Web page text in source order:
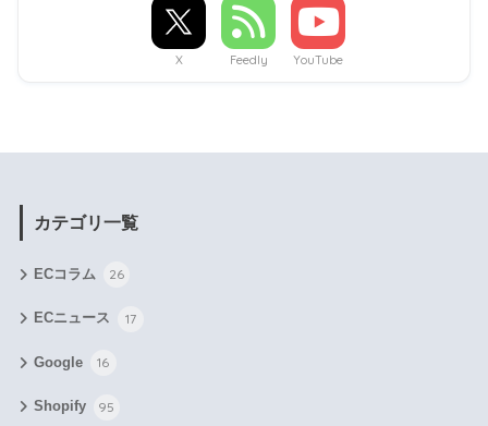
X Feedly YouTube
カテゴリ一覧
ECコラム 26
ECニュース 17
Google 16
Shopify 95